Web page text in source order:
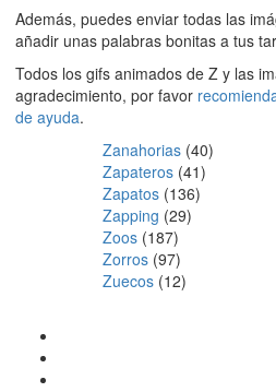
Además, puedes enviar todas las
añadir unas palabras bonitas a tus
Todos los gifs animados de Z y las
agradecimiento, por favor
de ayuda.
Zanahorias (40)
Zapateros (41)
Zapatos (136)
Zapping (29)
Zoos (187)
Zorros (97)
Zuecos (12)